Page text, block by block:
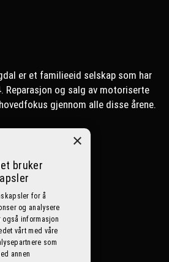
er et familieeid selskap som har
og salg av motoriserte
gjennom alle disse årene.
×
bruker
for å
og analysere
informasjon
vårt med våre
som
annen